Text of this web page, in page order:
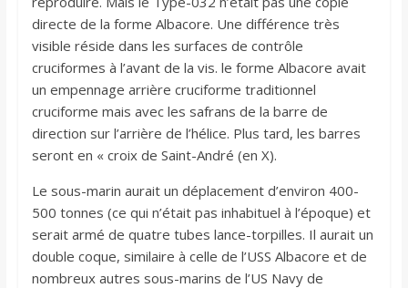
directe de la forme Albacore. Une différence très
visible réside dans les surfaces de contrôle
cruciformes à l’avant de la vis. le forme Albacore avait
un empennage arrière cruciforme traditionnel
cruciforme mais avec les safrans de la barre de
direction sur l’arrière de l’hélice. Plus tard, les barres
seront en « croix de Saint-André (en X).
Le sous-marin aurait un déplacement d’environ 400-
500 tonnes (ce qui n’était pas inhabituel à l’époque) et
serait armé de quatre tubes lance-torpilles. Il aurait un
double coque, similaire à celle de l’USS Albacore et de
nombreux autres sous-marins de l’US Navy de